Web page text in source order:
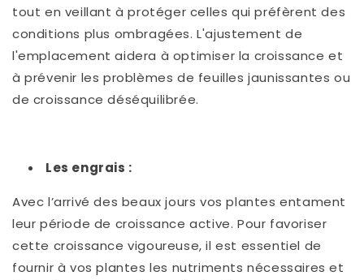
tout en veillant à protéger celles qui préfèrent des
conditions plus ombragées. L'ajustement de
l'emplacement aidera à optimiser la croissance et
à prévenir les problèmes de feuilles jaunissantes ou
de croissance déséquilibrée.
Les engrais :
Avec l’arrivé des beaux jours vos plantes entament
leur période de croissance active. Pour favoriser
cette croissance vigoureuse, il est essentiel de
fournir à vos plantes les nutriments nécessaires et